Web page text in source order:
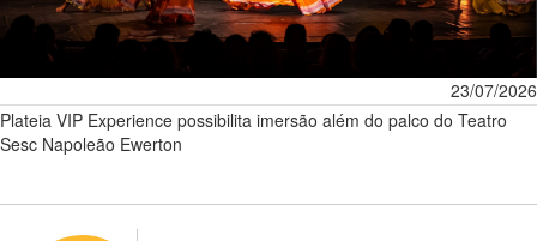
23/07/2026
Plateia VIP Experience possibilita imersão além do palco do Teatro
Sesc Napoleão Ewerton